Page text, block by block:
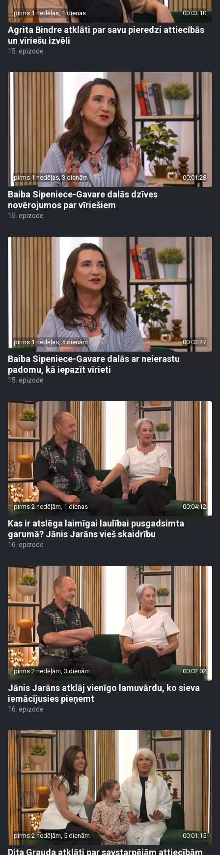
pirms 1 nedēļas, 1 dienas 00:03:10
Agrita Bindre atklāti par savu pieredzi attiecībās
un vīriešu izvēli
15. epizode
pirms 1 nedēļas, 3 dienām 00:01:28
Baiba Sipeniece-Gavare dalās dzīves
novērojumos par vīriešiem
15. epizode
pirms 1 nedēļas, 5 dienām 00:03:27
Baiba Sipeniece-Gavare dalās ar neierastu
padomu, kā iepazīt vīrieti
15. epizode
pirms 2 nedēļām, 1 dienas 00:04:12
Kas ir atslēga laimīgai laulībai pusgadsimta
garumā? Jānis Jarāns vieš skaidrību
16. epizode
pirms 2 nedēļām, 3 dienām 00:02:02
Jānis Jarāns atklāj vienīgo lamuvārdu, ko sieva
iemācījusies pieņemt
16. epizode
pirms 2 nedēļām, 5 dienām 00:01:15
Dita Grauda atklāti par savstarpējām attiecībām